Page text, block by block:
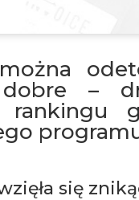
dobre –
się